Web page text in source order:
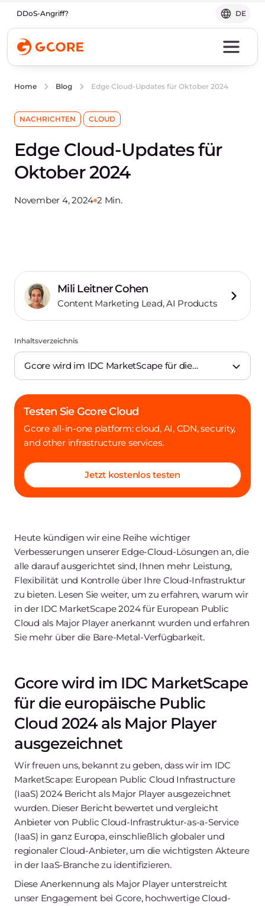
DDoS-Angriff? DE
Home Blog Edge Cloud-Updates für Oktober 2024
NACHRICHTEN CLOUD
Edge Cloud-Updates für
Oktober 2024
November 4, 2024 2 Min.
Heute kündigen wir eine Reihe wichtiger
Verbesserungen unserer Edge-Cloud-Lösungen an, die
alle darauf ausgerichtet sind, Ihnen mehr Leistung,
Flexibilität und Kontrolle über Ihre Cloud-Infrastruktur
zu bieten. Lesen Sie weiter, um zu erfahren, warum wir
in der IDC MarketScape 2024 für European Public
Cloud als Major Player anerkannt wurden und erfahren
Sie mehr über die Bare-Metal-Verfügbarkeit.
Gcore wird im IDC MarketScape
für die europäische Public
Cloud 2024 als Major Player
ausgezeichnet
Wir freuen uns, bekannt zu geben, dass wir im IDC
MarketScape: European Public Cloud Infrastructure
(IaaS) 2024 Bericht als Major Player ausgezeichnet
wurden. Dieser Bericht bewertet und vergleicht
Anbieter von Public Cloud-Infrastruktur-as-a-Service
(IaaS) in ganz Europa, einschließlich globaler und
regionaler Cloud-Anbieter, um die wichtigsten Akteure
in der IaaS-Branche zu identifizieren.
Diese Anerkennung als Major Player unterstreicht
unser Engagement bei Gcore, hochwertige Cloud-
Mili Leitner Cohen
Content Marketing Lead, AI Products
Inhaltsverzeichnis
Gcore wird im IDC MarketScape für die
europäische Public Cloud 2024 als Major
Player ausgezeichnet
Testen Sie Gcore Cloud
Gcore all-in-one platform: cloud, AI, CDN, security,
and other infrastructure services.
Jetzt kostenlos testen